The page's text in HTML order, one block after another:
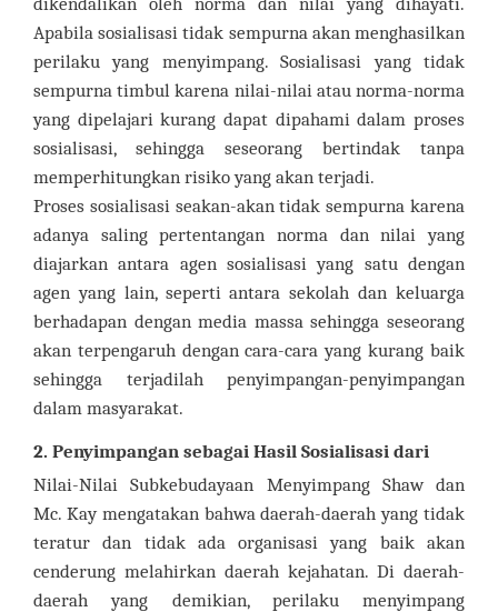
Apabila sosialisasi tidak sempurna akan menghasilkan
perilaku yang menyimpang. Sosialisasi yang tidak
sempurna timbul karena nilai-nilai atau norma-norma
yang dipelajari kurang dapat dipahami dalam proses
sosialisasi, sehingga seseorang bertindak tanpa
memperhitungkan risiko yang akan terjadi.
Proses sosialisasi seakan-akan tidak sempurna karena
adanya saling pertentangan norma dan nilai yang
diajarkan antara agen sosialisasi yang satu dengan
agen yang lain, seperti antara sekolah dan keluarga
berhadapan dengan media massa sehingga seseorang
akan terpengaruh dengan cara-cara yang kurang baik
sehingga terjadilah penyimpangan-penyimpangan
dalam masyarakat.
2. Penyimpangan sebagai Hasil Sosialisasi dari
Nilai-Nilai Subkebudayaan Menyimpang Shaw dan
Mc. Kay mengatakan bahwa daerah-daerah yang tidak
teratur dan tidak ada organisasi yang baik akan
cenderung melahirkan daerah kejahatan. Di daerah-
daerah yang demikian, perilaku menyimpang